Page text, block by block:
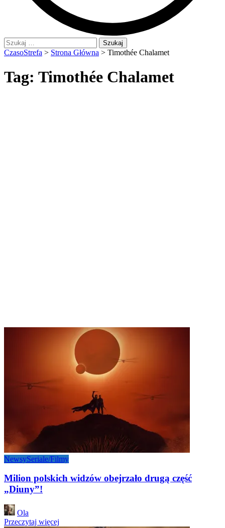
Szukaj:
CzasoStrefa > Strona Główna > Timothée Chalamet
Tag: Timothée Chalamet
NewsySeriale/Filmy
Milion polskich widzów obejrzało drugą część
„Diuny”!
Posted
by
Ola
Przeczytaj więcej